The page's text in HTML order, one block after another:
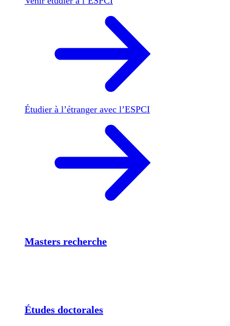
Étudier à l’étranger avec l’ESPCI
Masters recherche
Études doctorales